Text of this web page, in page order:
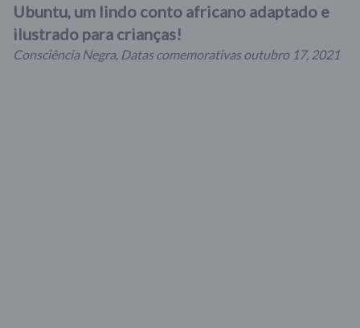
Ubuntu, um lindo conto africano adaptado e
ilustrado para crianças!
Consciência Negra, Datas comemorativas outubro 17, 2021